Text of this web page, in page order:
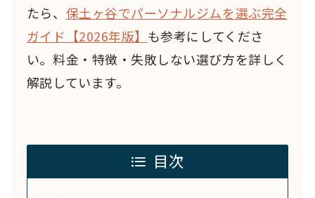
たら、 保土ヶ谷でパーソナルジムを選ぶ完全
ガイド【2026年版】 も参考にしてくださ
い。料金・特徴・失敗しない選び方を詳しく
解説しています。
目次